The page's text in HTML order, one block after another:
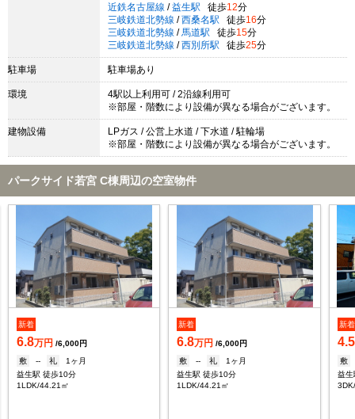
近鉄名古屋線 / 益生駅 徒歩12分
三岐鉄道北勢線 / 西桑名駅 徒歩16分
三岐鉄道北勢線 / 馬道駅 徒歩15分
三岐鉄道北勢線 / 西別所駅 徒歩25分
駐車場 駐車場あり
環境
4駅以上利用可 / 2沿線利用可
※部屋・階数により設備が異なる場合がございます。
建物設備
LPガス / 公営上水道 / 下水道 / 駐輪場
※部屋・階数により設備が異なる場合がございます。
パークサイド若宮 C棟周辺の空室物件
新着
6.8万円 /6,000円
敷
-- 礼
1ヶ月
益生駅 徒歩10分
1LDK/44.21㎡
新着
6.8万円 /6,000円
敷
-- 礼
1ヶ月
益生駅 徒歩10分
1LDK/44.21㎡
新着
4.5
敷
益